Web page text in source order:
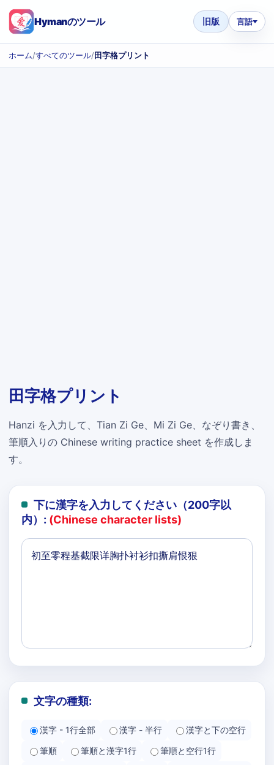
Hymanのツール 旧版 言語
ホーム/すべてのツール/田字格プリント
田字格プリント
Hanzi を入力して、Tian Zi Ge、Mi Zi Ge、なぞり書き、
筆順入りの Chinese writing practice sheet を作成しま
す。
下に漢字を入力してください（200字以
内）: (Chinese character lists)
文字の種類:
漢字 - 1行全部 漢字 - 半行
漢字と下の空行
筆順
筆順と漢字1行
筆順と空行1行